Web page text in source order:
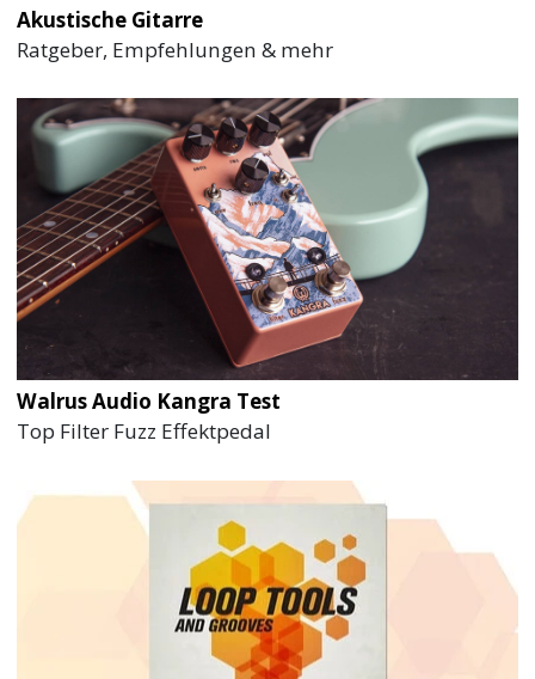
Akustische Gitarre
Ratgeber, Empfehlungen & mehr
Walrus Audio Kangra Test
Top Filter Fuzz Effektpedal